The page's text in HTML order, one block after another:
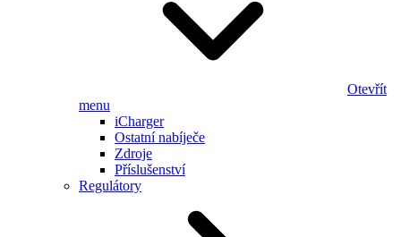
Otevřít
menu
iCharger
Ostatní nabíječe
Zdroje
Příslušenství
Regulátory